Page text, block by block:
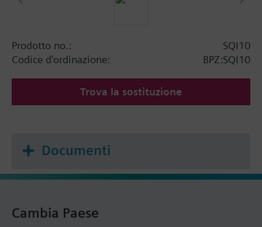
Prodotto no.:
SQI10
Codice d'ordinazione:
BPZ:SQI10
Trova la sostituzione
Documenti
Cambia Paese